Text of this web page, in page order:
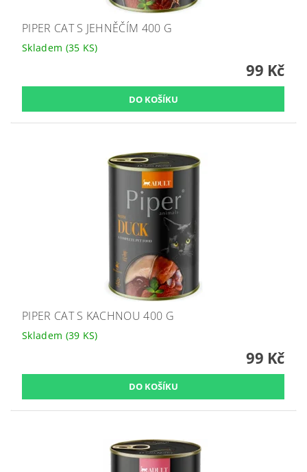
PIPER CAT S JEHNĚČÍM 400 G
Skladem (35 KS)
99 Kč
PIPER CAT S KACHNOU 400 G
Skladem (39 KS)
99 Kč